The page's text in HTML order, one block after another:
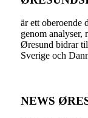
är ett oberoende
genom analyser,
Øresund bidrar
Sverige och
NEWS